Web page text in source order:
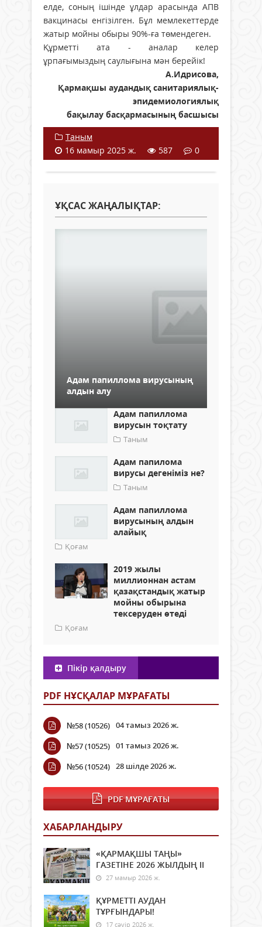
елде, соның ішінде ұлдар арасында АПВ
вакцинасы енгізілген. Бұл мемлекеттерде
жатыр мойны обыры 90%-ға төмендеген.
Құрметті ата - аналар келер
ұрпағымыздың саулығына мән берейік!
А.Идрисова,
Қармақшы аудандық санитариялық-
эпидемиологиялық
бақылау басқармасының басшысы
Таным
16 мамыр 2025 ж.
587 0
ҰҚСАС ЖАҢАЛЫҚТАР:
Адам папиллома вирусының
алдын алу
Адам папиллома
вирусын тоқтату
Таным
Адам папилома
вирусы дегеніміз не?
Таным
Адам папиллома
вирусының алдын
алайық
Қоғам
2019 жылы
миллионнан астам
қазақстандық жатыр
мойны обырына
тексеруден өтеді
Қоғам
Пікір қалдыру
PDF НҰСҚАЛАР МҰРАҒАТЫ
№58 (10526) 04 тамыз 2026 ж.
№57 (10525) 01 тамыз 2026 ж.
№56 (10524) 28 шілде 2026 ж.
PDF МҰРАҒАТЫ
ХАБАРЛАНДЫРУ
«ҚАРМАҚШЫ ТАҢЫ»
ГАЗЕТІНЕ 2026 ЖЫЛДЫҢ ІI
27 мамыр 2026 ж.
ҚҰРМЕТТІ АУДАН
ТҰРҒЫНДАРЫ!
17 сәуір 2026 ж.